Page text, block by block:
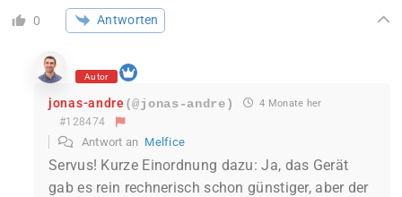
0 Antworten
Autor
jonas-andre(@jonas-andre) 4 Monate her
#128474
Antwort an Melfice
Servus! Kurze Einordnung dazu: Ja, das Gerät
gab es rein rechnerisch schon günstiger, aber der